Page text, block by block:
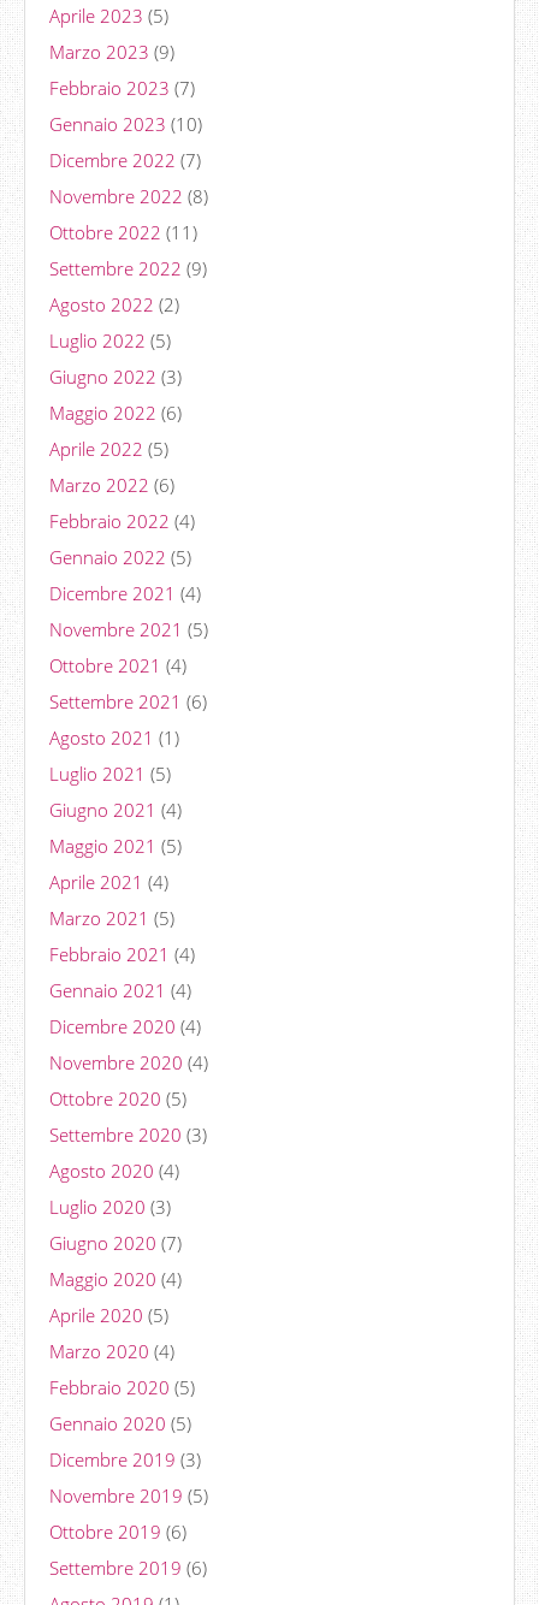
Aprile 2023 (5)
Marzo 2023 (9)
Febbraio 2023 (7)
Gennaio 2023 (10)
Dicembre 2022 (7)
Novembre 2022 (8)
Ottobre 2022 (11)
Settembre 2022 (9)
Agosto 2022 (2)
Luglio 2022 (5)
Giugno 2022 (3)
Maggio 2022 (6)
Aprile 2022 (5)
Marzo 2022 (6)
Febbraio 2022 (4)
Gennaio 2022 (5)
Dicembre 2021 (4)
Novembre 2021 (5)
Ottobre 2021 (4)
Settembre 2021 (6)
Agosto 2021 (1)
Luglio 2021 (5)
Giugno 2021 (4)
Maggio 2021 (5)
Aprile 2021 (4)
Marzo 2021 (5)
Febbraio 2021 (4)
Gennaio 2021 (4)
Dicembre 2020 (4)
Novembre 2020 (4)
Ottobre 2020 (5)
Settembre 2020 (3)
Agosto 2020 (4)
Luglio 2020 (3)
Giugno 2020 (7)
Maggio 2020 (4)
Aprile 2020 (5)
Marzo 2020 (4)
Febbraio 2020 (5)
Gennaio 2020 (5)
Dicembre 2019 (3)
Novembre 2019 (5)
Ottobre 2019 (6)
Settembre 2019 (6)